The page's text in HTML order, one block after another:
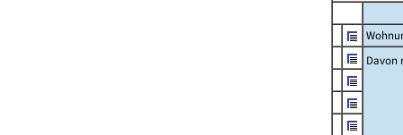
Davon